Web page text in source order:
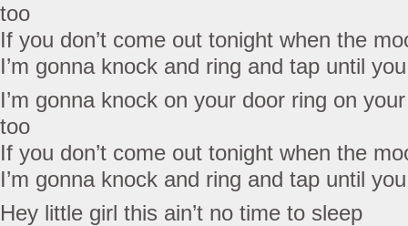
too
If you don’t come out tonight when the
I’m gonna knock and ring and tap until
I’m gonna knock on your door ring on
too
If you don’t come out tonight when the
I’m gonna knock and ring and tap until
Hey little girl this ain’t no time to sleep